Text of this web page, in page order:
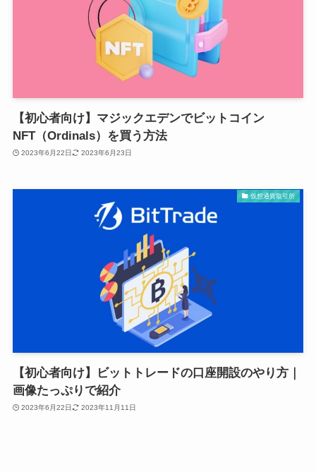
【初心者向け】マジックエデンでビットコイン
NFT（Ordinals）を買う方法
2023年6月22日 2023年6月23日
仮想通貨取引所
【初心者向け】ビットトレードの口座開設のやり方｜
画像たっぷりで紹介
2023年6月22日 2023年11月11日